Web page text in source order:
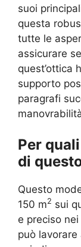
suoi
questa
tutte le
assicurare
quest’ottica
supporto
paragrafi
Per
di
Questo
150 m2 sui
e preciso
può